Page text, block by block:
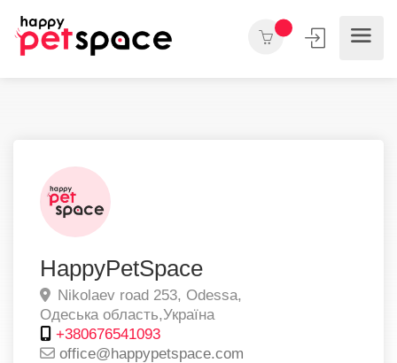
HappyPetSpace
Nikolaev road 253, Odessa,
Одеська область,Україна
+380676541093
office@happypetspace.com